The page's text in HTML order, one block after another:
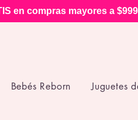
en compras mayores a
Bebés Reborn Juguetes